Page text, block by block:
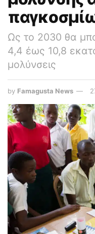
Ως το 2030 θα
4,4 έως 10,8
μολύνσεις
by Famagusta News